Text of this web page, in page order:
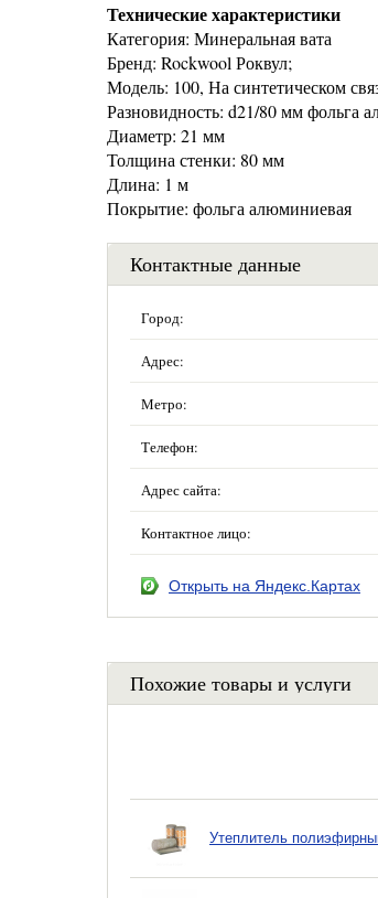
Технические характеристики
Категория: Минеральная вата
Бренд: Rockwool Роквул;
Модель: 100, На синтетическом
Разновидность: d21/80 мм фольга
Диаметр: 21 мм
Толщина стенки: 80 мм
Длина: 1 м
Покрытие: фольга алюминиевая
Контактные данные
Город:
Адрес:
Метро:
Телефон:
Адрес сайта:
Контактное лицо:
Открыть на Яндекс.Картах
Похожие товары и услуги
Утеплитель